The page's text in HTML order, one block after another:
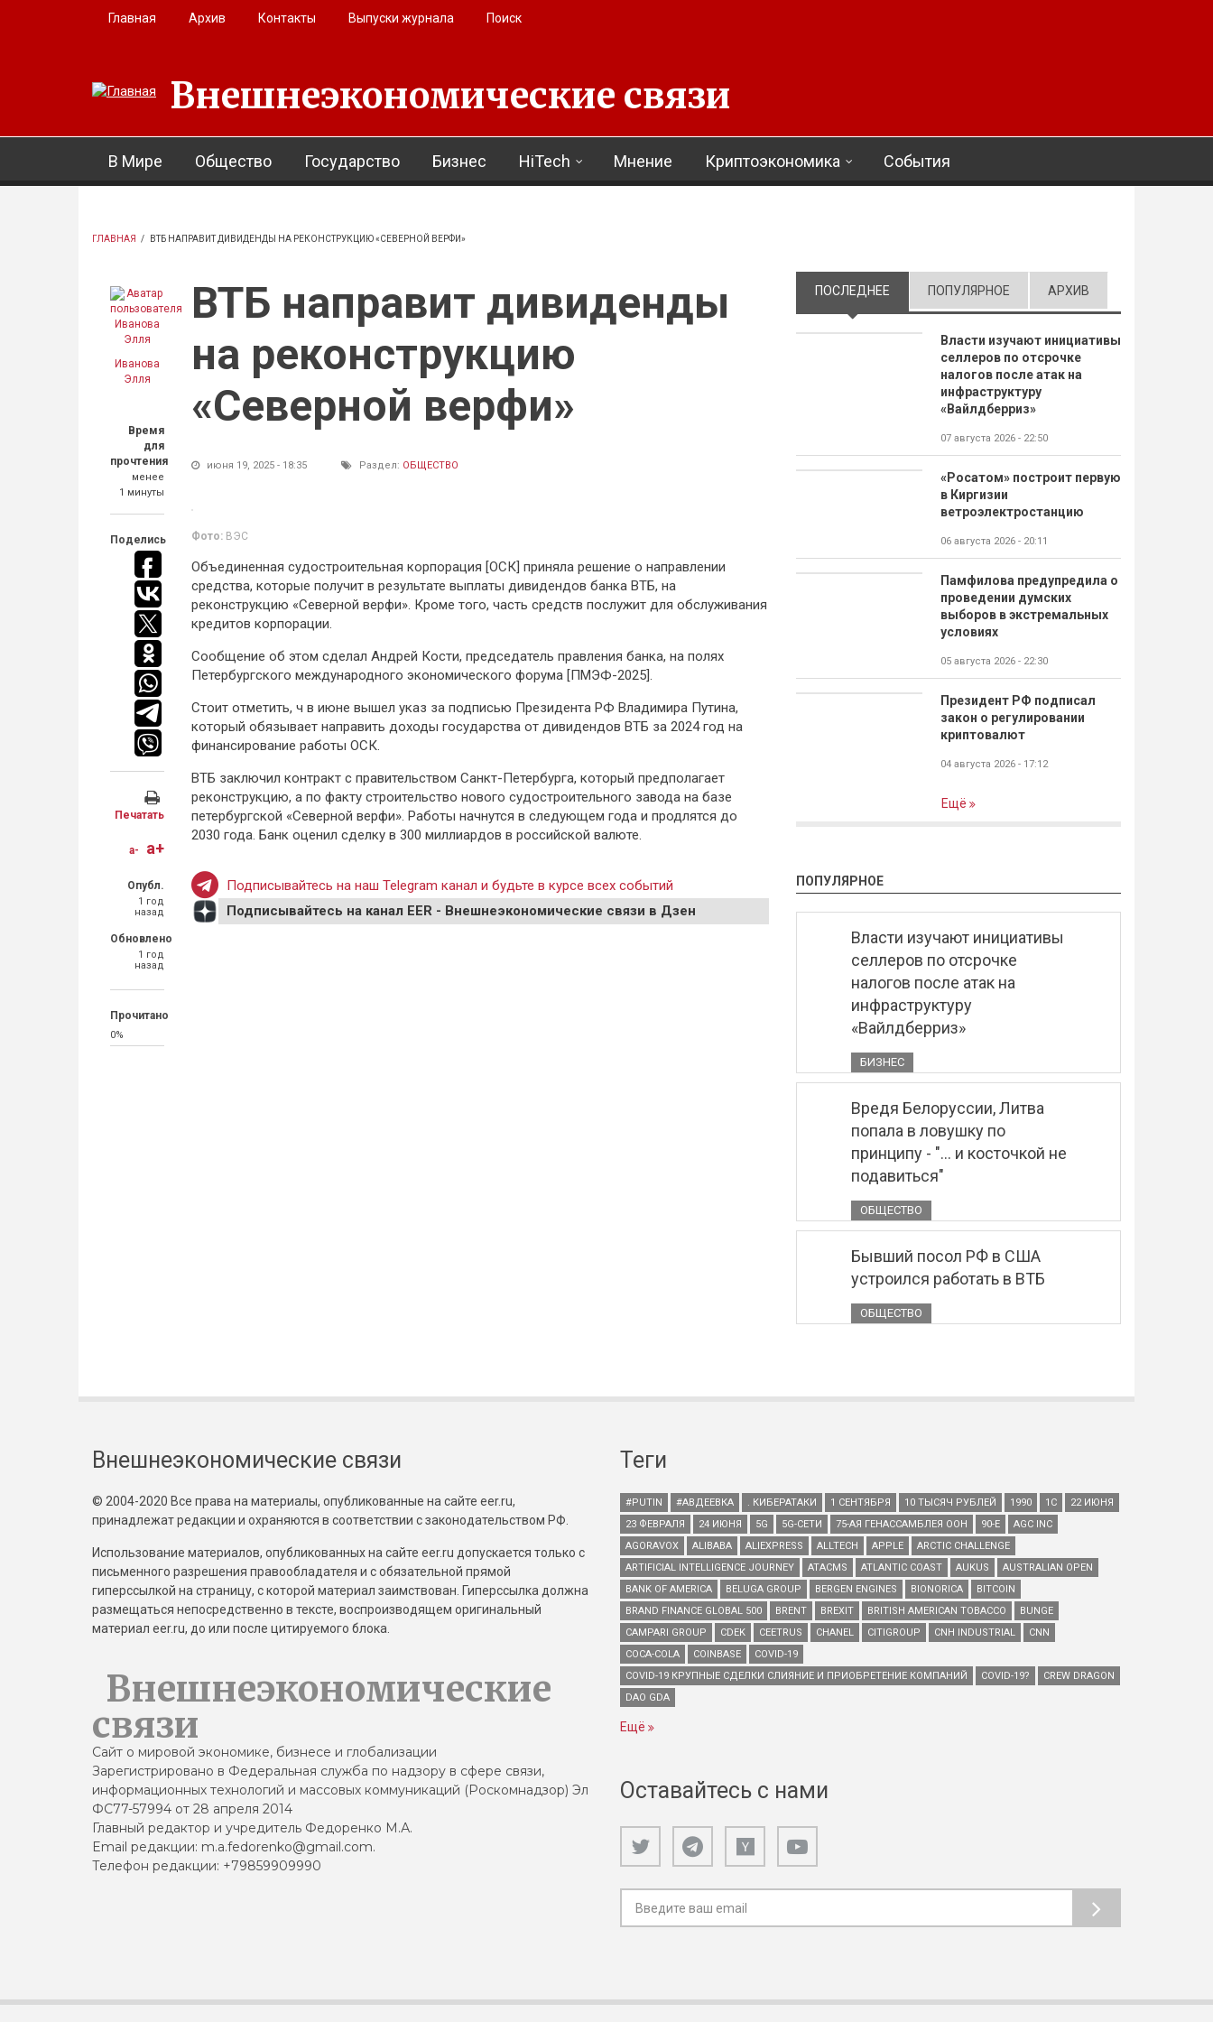
Перейти к основному содержанию
Главная Архив Контакты Выпуски журнала Поиск
Внешнеэкономические связи
В Мире Общество Государство Бизнес HiTech Мнение Криптоэкономика События
ГЛАВНАЯ / ВТБ НАПРАВИТ ДИВИДЕНДЫ НА РЕКОНСТРУКЦИЮ «СЕВЕРНОЙ ВЕРФИ»
Иванова
Элля
Время
для
прочтения
менее
1 минуты
Поделись
Печатать
a- a+
Опубл.
1 год
назад
Обновлено
1 год
назад
Прочитано
0%
ВТБ направит дивиденды
на реконструкцию
«Северной верфи»
июня 19, 2025 - 18:35 Раздел: ОБЩЕСТВО
Фото: ВЭС
Объединенная судостроительная корпорация [ОСК] приняла решение о направлении
средства, которые получит в результате выплаты дивидендов банка ВТБ, на
реконструкцию «Северной верфи». Кроме того, часть средств послужит для обслуживания
кредитов корпорации.
Сообщение об этом сделал Андрей Кости, председатель правления банка, на полях
Петербургского международного экономического форума [ПМЭФ-2025].
Стоит отметить, ч в июне вышел указ за подписью Президента РФ Владимира Путина,
который обязывает направить доходы государства от дивидендов ВТБ за 2024 год на
финансирование работы ОСК.
ВТБ заключил контракт с правительством Санкт-Петербурга, который предполагает
реконструкцию, а по факту строительство нового судостроительного завода на базе
петербургской «Северной верфи». Работы начнутся в следующем года и продлятся до
2030 года. Банк оценил сделку в 300 миллиардов в российской валюте.
Подписывайтесь на наш Telegram канал и будьте в курсе всех событий
Подписывайтесь на канал EER - Внешнеэкономические связи в Дзен
ПОСЛЕДНЕЕ (АКТИВНАЯ ВКЛАДКА)
ПОПУЛЯРНОЕ АРХИВ
Власти изучают инициативы
селлеров по отсрочке
налогов после атак на
инфраструктуру
«Вайлдберриз»
07 августа 2026 - 22:50
«Росатом» построит первую
в Киргизии
ветроэлектростанцию
06 августа 2026 - 20:11
Памфилова предупредила о
проведении думских
выборов в экстремальных
условиях
05 августа 2026 - 22:30
Президент РФ подписал
закон о регулировании
криптовалют
04 августа 2026 - 17:12
Ещё
ПОПУЛЯРНОЕ
Власти изучают инициативы
селлеров по отсрочке
налогов после атак на
инфраструктуру
«Вайлдберриз»
БИЗНЕС
Вредя Белоруссии, Литва
попала в ловушку по
принципу - "... и косточкой не
подавиться"
ОБЩЕСТВО
Бывший посол РФ в США
устроился работать в ВТБ
ОБЩЕСТВО
Внешнеэкономические связи
© 2004-2020 Все права на материалы, опубликованные на сайте eer.ru,
принадлежат редакции и охраняются в соответствии с законодательством РФ.
Использование материалов, опубликованных на сайте eer.ru допускается только с
письменного разрешения правообладателя и с обязательной прямой
гиперссылкой на страницу, с которой материал заимствован. Гиперссылка должна
размещаться непосредственно в тексте, воспроизводящем оригинальный
материал eer.ru, до или после цитируемого блока.
Внешнеэкономические
связи
Сайт о мировой экономике, бизнесе и глобализации
Зарегистрировано в Федеральная служба по надзору в сфере связи,
информационных технологий и массовых коммуникаций (Роскомнадзор) Эл
ФС77-57994 от 28 апреля 2014
Главный редактор и учредитель Федоренко М.А.
Email редакции: m.a.fedorenko@gmail.com.
Телефон редакции: +79859909990
Теги
#PUTIN #АВДЕЕВКА . КИБЕРАТАКИ 1 СЕНТЯБРЯ 10 ТЫСЯЧ РУБЛЕЙ 1990 1С
22 ИЮНЯ
23 ФЕВРАЛЯ
24 ИЮНЯ 5G 5G-СЕТИ 75-АЯ ГЕНАССАМБЛЕЯ ООН 90-Е
AGC INC
AGORAVOX
ALIBABA ALIEXPRESS ALLTECH APPLE
ARCTIC CHALLENGE
ARTIFICIAL INTELLIGENCE JOURNEY
ATACMS ATLANTIC COAST AUKUS
AUSTRALIAN OPEN
BANK OF AMERICA
BELUGA GROUP BERGEN ENGINES BIONORICA
BITCOIN
BRAND FINANCE GLOBAL 500
BRENT BREXIT BRITISH AMERICAN TOBACCO
BUNGE
CAMPARI GROUP
CDEK CEETRUS CHANEL CITIGROUP CNH INDUSTRIAL
CNN
COCA-COLA
COINBASE
COVID-19
COVID-19 КРУПНЫЕ СДЕЛКИ СЛИЯНИЕ И ПРИОБРЕТЕНИЕ КОМПАНИЙ
COVID-19?
CREW DRAGON
DAO GDA
Ещё
Оставайтесь с нами